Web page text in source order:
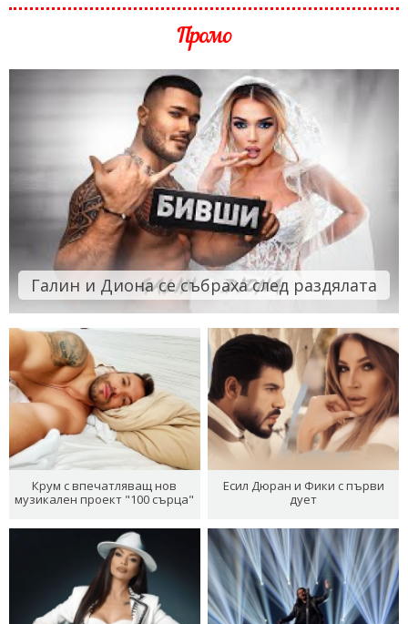
Промо
Галин и Диона се събраха след раздялата
Крум с впечатляващ нов
музикален проект "100 сърца"
Есил Дюран и Фики с първи
дует